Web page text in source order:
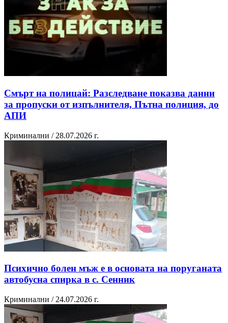
Смърт на полицай: Разследване показва данни
за пропуски от изпълнителя, Пътна полиция, до
АПИ
Криминални / 28.07.2026 г.
Психично болен мъж е в основата на поруганата
автобусна спирка в с. Сенник
Криминални / 24.07.2026 г.